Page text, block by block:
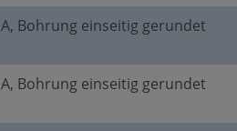
A, Bohrung einseitig gerundet
A, Bohrung einseitig gerundet